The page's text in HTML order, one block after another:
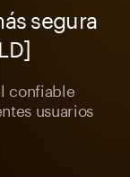
segura
confiable
usuarios